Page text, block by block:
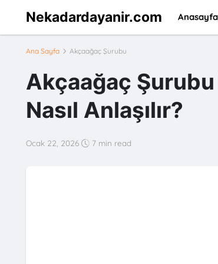
Nekadardayanir.com Anasayfa
Ana Sayfa Akçaağaç Şurubu
Akçaağaç
Nasıl Anlaşılır?
Ocak 22, 2026 7 min read